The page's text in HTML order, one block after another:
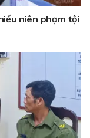
niên phạm tội